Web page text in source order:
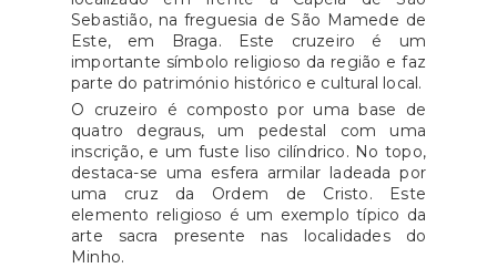
Sebastião, na freguesia de São Mamede de
Este, em Braga. Este cruzeiro é um
importante símbolo religioso da região e faz
parte do património histórico e cultural local.
O cruzeiro é composto por uma base de
quatro degraus, um pedestal com uma
inscrição, e um fuste liso cilíndrico. No topo,
destaca-se uma esfera armilar ladeada por
uma cruz da Ordem de Cristo. Este
elemento religioso é um exemplo típico da
arte sacra presente nas localidades do
Minho.